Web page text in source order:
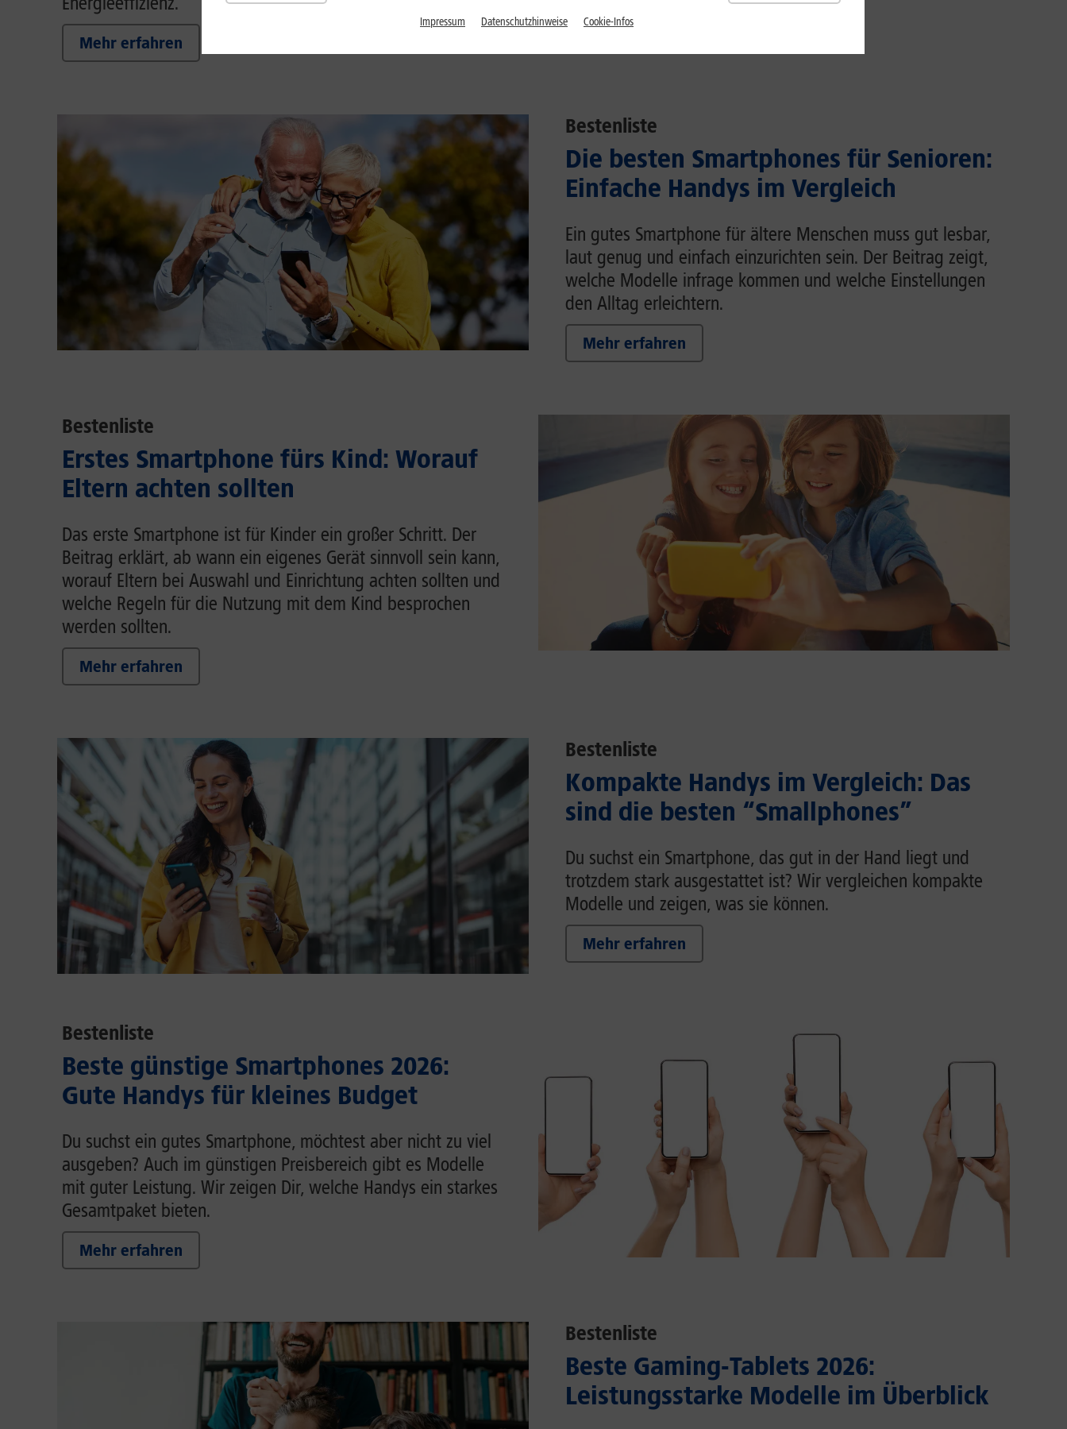
Mehr erfahren
Bestenliste
Die besten Smartphones für Senioren:
Einfache Handys im Vergleich
Ein gutes Smartphone für ältere Menschen muss gut lesbar,
laut genug und einfach einzurichten sein. Der Beitrag zeigt,
welche Modelle infrage kommen und welche Einstellungen
den Alltag erleichtern.
Mehr erfahren
Bestenliste
Erstes Smartphone fürs Kind: Worauf
Eltern achten sollten
Das erste Smartphone ist für Kinder ein großer Schritt. Der
Beitrag erklärt, ab wann ein eigenes Gerät sinnvoll sein kann,
worauf Eltern bei Auswahl und Einrichtung achten sollten und
welche Regeln für die Nutzung mit dem Kind besprochen
werden sollten.
Mehr erfahren
Bestenliste
Kompakte Handys im Vergleich: Das
sind die besten “Smallphones”
Du suchst ein Smartphone, das gut in der Hand liegt und
trotzdem stark ausgestattet ist? Wir vergleichen kompakte
Modelle und zeigen, was sie können.
Mehr erfahren
Bestenliste
Beste günstige Smartphones 2026:
Gute Handys für kleines Budget
Du suchst ein gutes Smartphone, möchtest aber nicht zu viel
ausgeben? Auch im günstigen Preisbereich gibt es Modelle
mit guter Leistung. Wir zeigen Dir, welche Handys ein starkes
Gesamtpaket bieten.
Mehr erfahren
Bestenliste
Beste Gaming-Tablets 2026:
Leistungsstarke Modelle im Überblick
Impressum Datenschutzhinweise Cookie-Infos